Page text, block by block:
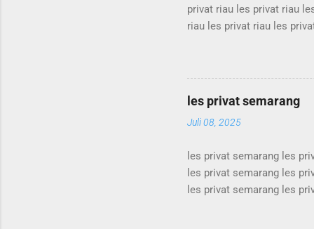
privat riau les privat riau
riau les privat riau les
riau les privat riau les
privat riau les privat riau
riau les privat riau les
les privat semarang
Juli 08, 2025
les privat semarang les
les privat semarang les
les privat semarang les
les privat semarang les